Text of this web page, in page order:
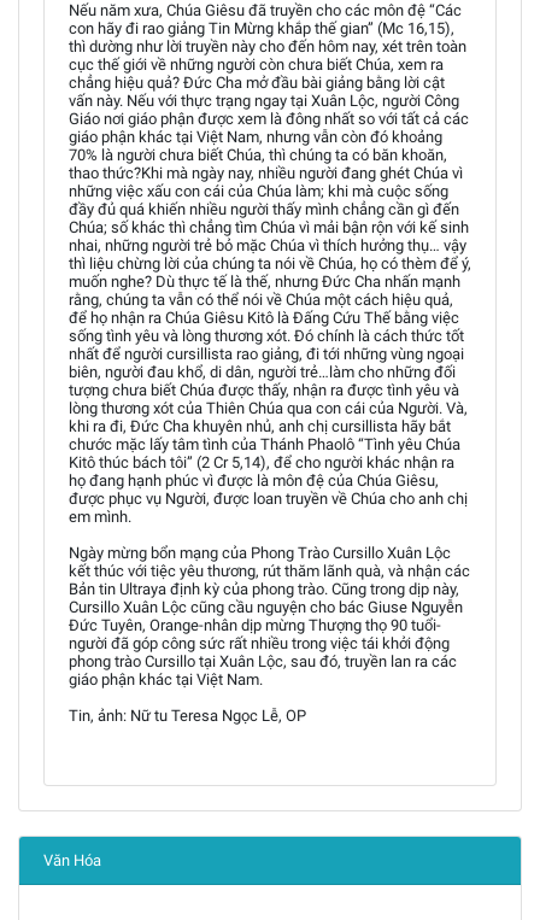
Nếu năm xưa, Chúa Giêsu đã truyền cho các môn đệ “Các
con hãy đi rao giảng Tin Mừng khắp thế gian” (Mc 16,15),
thì dường như lời truyền này cho đến hôm nay, xét trên toàn
cục thế giới về những người còn chưa biết Chúa, xem ra
chẳng hiệu quả? Đức Cha mở đầu bài giảng bằng lời cật
vấn này. Nếu với thực trạng ngay tại Xuân Lộc, người Công
Giáo nơi giáo phận được xem là đông nhất so với tất cả các
giáo phận khác tại Việt Nam, nhưng vẫn còn đó khoảng
70% là người chưa biết Chúa, thì chúng ta có băn khoăn,
thao thức?Khi mà ngày nay, nhiều người đang ghét Chúa vì
những việc xấu con cái của Chúa làm; khi mà cuộc sống
đầy đủ quá khiến nhiều người thấy mình chẳng cần gì đến
Chúa; số khác thì chẳng tìm Chúa vì mải bận rộn với kế sinh
nhai, những người trẻ bỏ mặc Chúa vì thích hưởng thụ… vậy
thì liệu chừng lời của chúng ta nói về Chúa, họ có thèm để ý,
muốn nghe? Dù thực tế là thế, nhưng Đức Cha nhấn mạnh
rằng, chúng ta vẫn có thể nói về Chúa một cách hiệu quả,
để họ nhận ra Chúa Giêsu Kitô là Đấng Cứu Thế bằng việc
sống tình yêu và lòng thương xót. Đó chính là cách thức tốt
nhất để người cursillista rao giảng, đi tới những vùng ngoại
biên, người đau khổ, di dân, người trẻ…làm cho những đối
tượng chưa biết Chúa được thấy, nhận ra được tình yêu và
lòng thương xót của Thiên Chúa qua con cái của Người. Và,
khi ra đi, Đức Cha khuyên nhủ, anh chị cursillista hãy bắt
chước mặc lấy tâm tình của Thánh Phaolô “Tình yêu Chúa
Kitô thúc bách tôi” (2 Cr 5,14), để cho người khác nhận ra
họ đang hạnh phúc vì được là môn đệ của Chúa Giêsu,
được phục vụ Người, được loan truyền về Chúa cho anh chị
em mình.
Ngày mừng bổn mạng của Phong Trào Cursillo Xuân Lộc
kết thúc với tiệc yêu thương, rút thăm lãnh quà, và nhận các
Bản tin Ultraya định kỳ của phong trào. Cũng trong dịp này,
Cursillo Xuân Lộc cũng cầu nguyện cho bác Giuse Nguyễn
Đức Tuyên, Orange-nhân dịp mừng Thượng thọ 90 tuổi-
người đã góp công sức rất nhiều trong việc tái khởi động
phong trào Cursillo tại Xuân Lộc, sau đó, truyền lan ra các
giáo phận khác tại Việt Nam.
Tin, ảnh: Nữ tu Teresa Ngọc Lễ, OP
Văn Hóa